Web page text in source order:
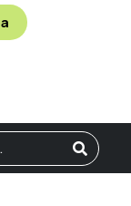
characters